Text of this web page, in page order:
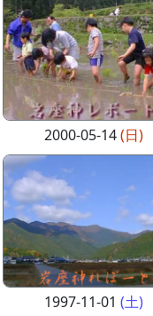
2000-05-14(日)
1997-11-01 (土)